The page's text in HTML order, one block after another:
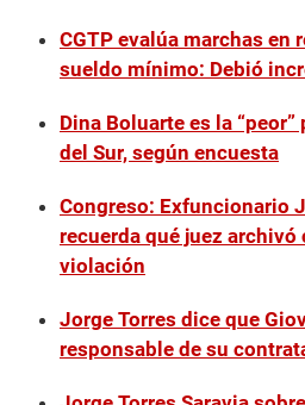
CGTP evalúa marchas en
sueldo mínimo: Debió
Dina Boluarte es la
del Sur, según encuesta
Congreso: Exfuncionario
recuerda qué juez
violación
Jorge Torres dice que
responsable de su